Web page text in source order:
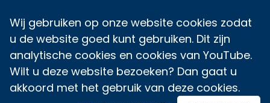
Wij gebruiken op onze website cookies zodat
u de website goed kunt gebruiken. Dit zijn
analytische cookies en cookies van YouTube.
Wilt u deze website bezoeken? Dan gaat u
akkoord met het gebruik van deze cookies.